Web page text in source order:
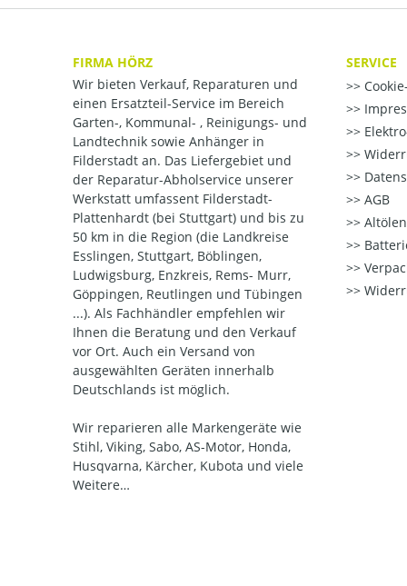
FIRMA HÖRZ
Wir bieten Verkauf, Reparaturen und
einen Ersatzteil-Service im Bereich
Garten-, Kommunal- , Reinigungs- und
Landtechnik sowie Anhänger in
Filderstadt an. Das Liefergebiet und
der Reparatur-Abholservice unserer
Werkstatt umfassent Filderstadt-
Plattenhardt (bei Stuttgart) und bis zu
50 km in die Region (die Landkreise
Esslingen, Stuttgart, Böblingen,
Ludwigsburg, Enzkreis, Rems- Murr,
Göppingen, Reutlingen und Tübingen
...). Als Fachhändler empfehlen wir
Ihnen die Beratung und den Verkauf
vor Ort. Auch ein Versand von
ausgewählten Geräten innerhalb
Deutschlands ist möglich.
Wir reparieren alle Markengeräte wie
Stihl, Viking, Sabo, AS-Motor, Honda,
Husqvarna, Kärcher, Kubota und viele
Weitere…
SERVICE
AGB